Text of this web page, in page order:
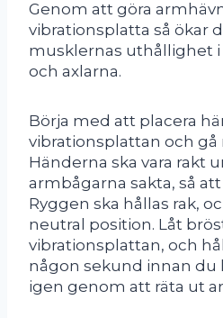
Genom att göra
vibrationsplatta så ökar
musklernas uthållighet
och axlarna.
Börja med att placera
vibrationsplattan och gå
Händerna ska vara rakt
armbågarna sakta, så
Ryggen ska hållas rak,
neutral position. Låt
vibrationsplattan, och
någon sekund innan
igen genom att räta ut